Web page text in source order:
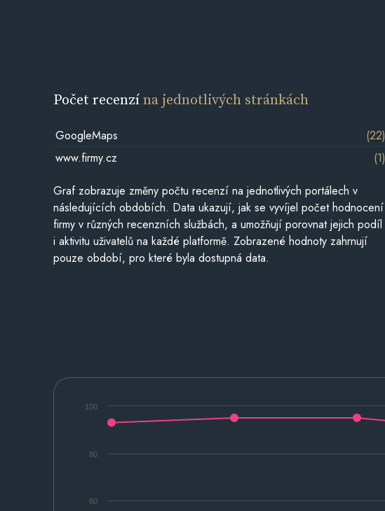
Počet recenzína jednotlivých stránkách
GoogleMaps
(22)
www.firmy.cz
(1)
Graf zobrazuje změny počtu recenzí na jednotlivých portálech v
následujících obdobích. Data ukazují, jak se vyvíjel počet hodnocení
firmy v různých recenzních službách, a umožňují porovnat jejich podíl
i aktivitu uživatelů na každé platformě. Zobrazené hodnoty zahrnují
pouze období, pro které byla dostupná data.
60
80
100